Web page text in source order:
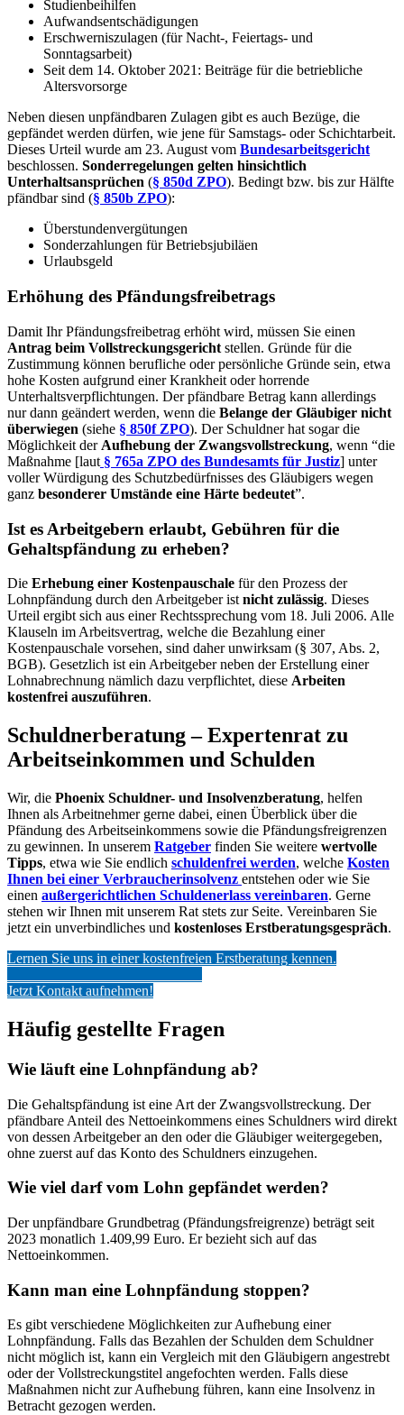
Studienbeihilfen
Aufwandsentschädigungen
Erschwerniszulagen (für Nacht-, Feiertags- und
Sonntagsarbeit)
Seit dem 14. Oktober 2021: Beiträge für die betriebliche
Altersvorsorge
Neben diesen unpfändbaren Zulagen gibt es auch Bezüge, die
gepfändet werden dürfen, wie jene für Samstags- oder Schichtarbeit.
Dieses Urteil wurde am 23. August vom Bundesarbeitsgericht
beschlossen. Sonderregelungen gelten hinsichtlich
Unterhaltsansprüchen (§ 850d ZPO). Bedingt bzw. bis zur Hälfte
pfändbar sind (§ 850b ZPO):
Überstundenvergütungen
Sonderzahlungen für Betriebsjubiläen
Urlaubsgeld
Erhöhung des Pfändungsfreibetrags
Damit Ihr Pfändungsfreibetrag erhöht wird, müssen Sie einen
Antrag beim Vollstreckungsgericht stellen. Gründe für die
Zustimmung können berufliche oder persönliche Gründe sein, etwa
hohe Kosten aufgrund einer Krankheit oder horrende
Unterhaltsverpflichtungen. Der pfändbare Betrag kann allerdings
nur dann geändert werden, wenn die Belange der Gläubiger nicht
überwiegen (siehe § 850f ZPO). Der Schuldner hat sogar die
Möglichkeit der Aufhebung der Zwangsvollstreckung, wenn “die
Maßnahme [laut § 765a ZPO des Bundesamts für Justiz] unter
voller Würdigung des Schutzbedürfnisses des Gläubigers wegen
ganz besonderer Umstände eine Härte bedeutet”.
Ist es Arbeitgebern erlaubt, Gebühren für die
Gehaltspfändung zu erheben?
Die Erhebung einer Kostenpauschale für den Prozess der
Lohnpfändung durch den Arbeitgeber ist nicht zulässig. Dieses
Urteil ergibt sich aus einer Rechtssprechung vom 18. Juli 2006. Alle
Klauseln im Arbeitsvertrag, welche die Bezahlung einer
Kostenpauschale vorsehen, sind daher unwirksam (§ 307, Abs. 2,
BGB). Gesetzlich ist ein Arbeitgeber neben der Erstellung einer
Lohnabrechnung nämlich dazu verpflichtet, diese Arbeiten
kostenfrei auszuführen.
Schuldnerberatung – Expertenrat zu
Arbeitseinkommen und Schulden
Wir, die Phoenix Schuldner- und Insolvenzberatung, helfen
Ihnen als Arbeitnehmer gerne dabei, einen Überblick über die
Pfändung des Arbeitseinkommens sowie die Pfändungsfreigrenzen
zu gewinnen. In unserem Ratgeber finden Sie weitere wertvolle
Tipps, etwa wie Sie endlich schuldenfrei werden, welche Kosten
Ihnen bei einer Verbraucherinsolvenz entstehen oder wie Sie
einen außergerichtlichen Schuldenerlass vereinbaren. Gerne
stehen wir Ihnen mit unserem Rat stets zur Seite. Vereinbaren Sie
jetzt ein unverbindliches und kostenloses Erstberatungsgespräch.
Lernen Sie uns in einer kostenfreien Erstberatung kennen.
Jetzt Kontakt aufnehmen!
Häufig gestellte Fragen
Wie läuft eine Lohnpfändung ab?
Die Gehaltspfändung ist eine Art der Zwangsvollstreckung. Der
pfändbare Anteil des Nettoeinkommens eines Schuldners wird direkt
von dessen Arbeitgeber an den oder die Gläubiger weitergegeben,
ohne zuerst auf das Konto des Schuldners einzugehen.
Wie viel darf vom Lohn gepfändet werden?
Der unpfändbare Grundbetrag (Pfändungsfreigrenze) beträgt seit
2023 monatlich 1.409,99 Euro. Er bezieht sich auf das
Nettoeinkommen.
Kann man eine Lohnpfändung stoppen?
Es gibt verschiedene Möglichkeiten zur Aufhebung einer
Lohnpfändung. Falls das Bezahlen der Schulden dem Schuldner
nicht möglich ist, kann ein Vergleich mit den Gläubigern angestrebt
oder der Vollstreckungstitel angefochten werden. Falls diese
Maßnahmen nicht zur Aufhebung führen, kann eine Insolvenz in
Betracht gezogen werden.